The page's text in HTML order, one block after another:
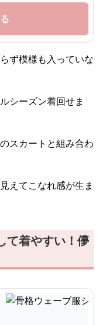
ず模様も入っていな
シーズン着回せま
スカートと組み合わ
えてこなれ感が生ま
て着やすい！儚